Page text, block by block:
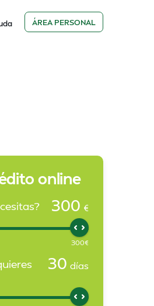
ÁREA PERSONAL
online
300 €
300€
30 días